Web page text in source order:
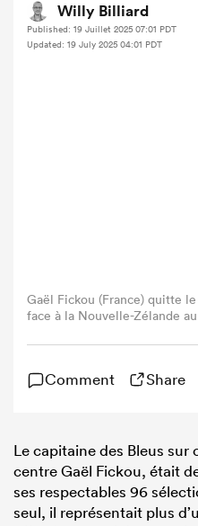
Willy Billiard
Published: 19 Juillet 2025 07:01 PDT
Updated: 19 July 2025 04:01 PDT
Gaël Fickou (France) quitte
face à la Nouvelle-Zélande
Images)
Comment Share
Le capitaine des Bleus
centre Gaël Fickou, était
ses respectables 96
seul, il représentait plus